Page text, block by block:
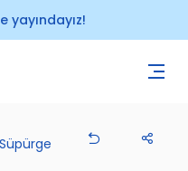
yayındayız!